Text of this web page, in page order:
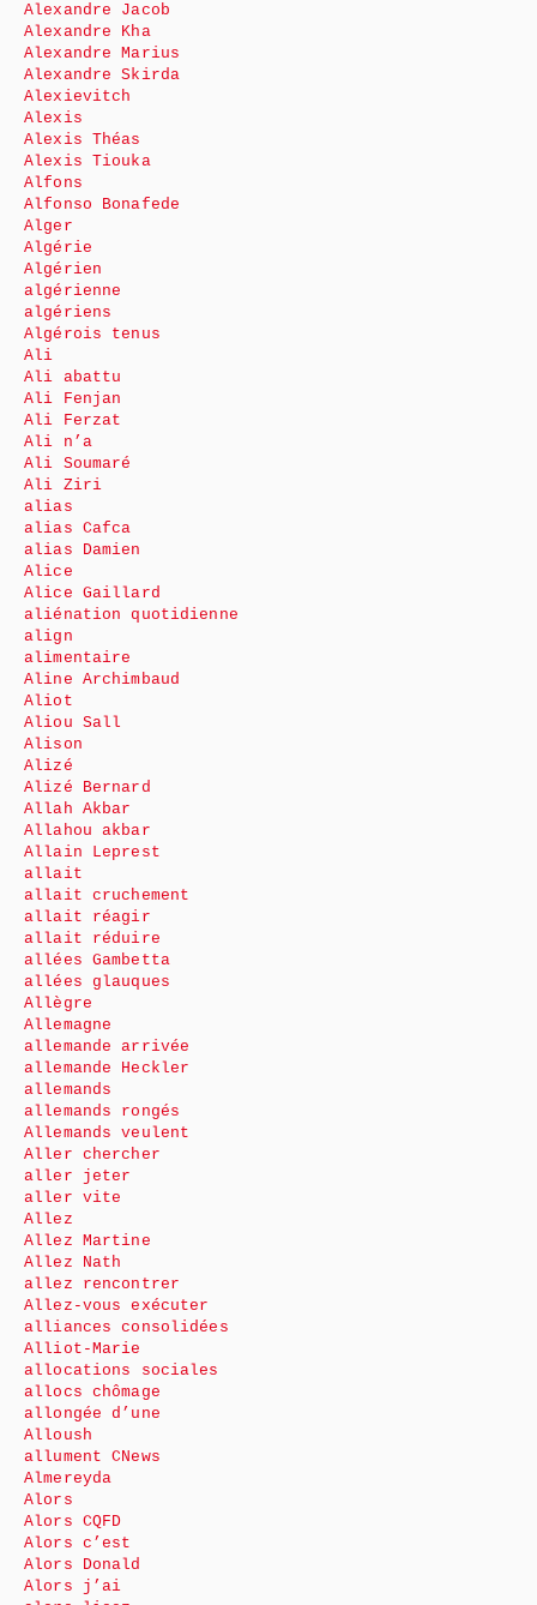
Alexandre Jacob
Alexandre Kha
Alexandre Marius
Alexandre Skirda
Alexievitch
Alexis
Alexis Théas
Alexis Tiouka
Alfons
Alfonso Bonafede
Alger
Algérie
Algérien
algérienne
algériens
Algérois tenus
Ali
Ali abattu
Ali Fenjan
Ali Ferzat
Ali n’a
Ali Soumaré
Ali Ziri
alias
alias Cafca
alias Damien
Alice
Alice Gaillard
aliénation quotidienne
align
alimentaire
Aline Archimbaud
Aliot
Aliou Sall
Alison
Alizé
Alizé Bernard
Allah Akbar
Allahou akbar
Allain Leprest
allait
allait cruchement
allait réagir
allait réduire
allées Gambetta
allées glauques
Allègre
Allemagne
allemande arrivée
allemande Heckler
allemands
allemands rongés
Allemands veulent
Aller chercher
aller jeter
aller vite
Allez
Allez Martine
Allez Nath
allez rencontrer
Allez-vous exécuter
alliances consolidées
Alliot-Marie
allocations sociales
allocs chômage
allongée d’une
Alloush
allument CNews
Almereyda
Alors
Alors CQFD
Alors c’est
Alors Donald
Alors j’ai